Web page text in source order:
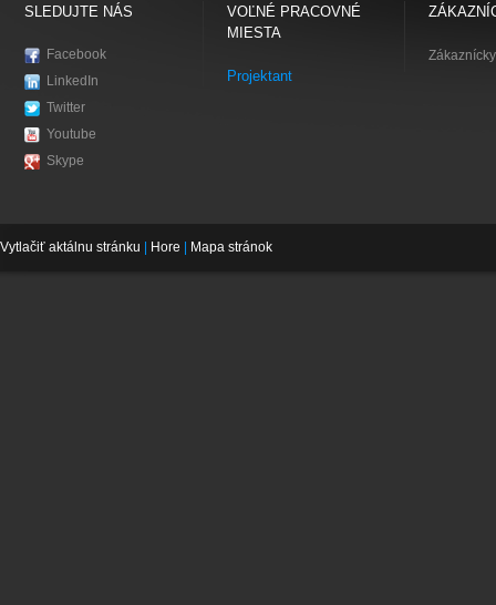
SLEDUJTE NÁS
Facebook
LinkedIn
Twitter
Youtube
Skype
VOĽNÉ PRACOVNÉ
MIESTA
Projektant
Vytlačiť aktálnu stránku Hore Mapa stránok